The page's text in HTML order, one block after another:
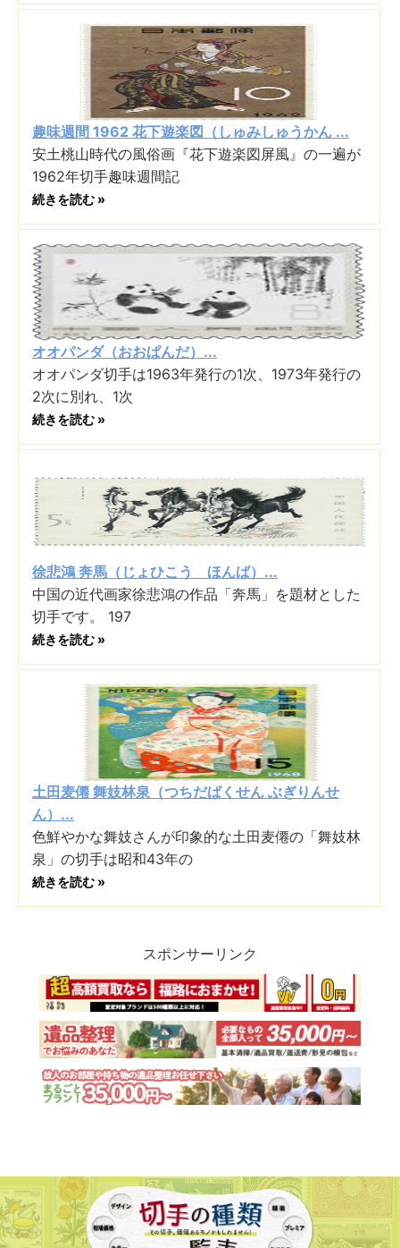
趣味週間 1962 花下遊楽図（しゅみしゅうかん ...
安土桃山時代の風俗画『花下遊楽図屏風』の一遍が
1962年切手趣味週間記
続きを読む »
オオパンダ（おおぱんだ）...
オオパンダ切手は1963年発行の1次、1973年発行の
2次に別れ、1次
続きを読む »
徐悲鴻 奔馬（じょひこう ほんば）...
中国の近代画家徐悲鴻の作品「奔馬」を題材とした
切手です。 197
続きを読む »
土田麦僊 舞妓林泉（つちだばくせん ぶぎりんせ
ん）...
色鮮やかな舞妓さんが印象的な土田麦僊の「舞妓林
泉」の切手は昭和43年の
続きを読む »
スポンサーリンク